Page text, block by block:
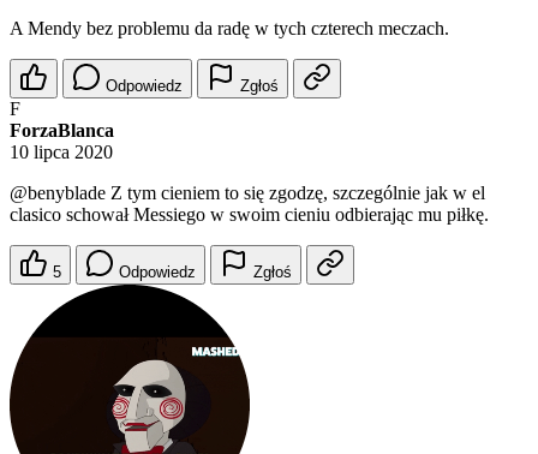
A Mendy bez problemu da radę w tych czterech meczach.
Odpowiedz Zgłoś
F
ForzaBlanca
10 lipca 2020
@benyblade Z tym cieniem to się zgodzę, szczególnie jak w el
clasico schował Messiego w swoim cieniu odbierając mu piłkę.
5 Odpowiedz Zgłoś